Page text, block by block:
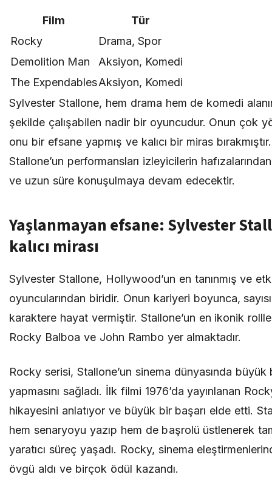
Film
Tür
Rocky
Drama, Spor
Demolition Man
Aksiyon, Komedi
The ExpendablesAksiyon, Komedi
Sylvester Stallone, hem drama hem de komedi
şekilde çalışabilen nadir bir oyuncudur. Onun çok
onu bir efsane yapmış ve kalıcı bir miras
Stallone’un performansları izleyicilerin
ve uzun süre konuşulmaya devam edecektir.
Yaşlanmayan efsane: Sylvester
kalıcı mirası
Sylvester Stallone, Hollywood’un en tanınmış ve
oyuncularından biridir. Onun kariyeri boyunca,
karaktere hayat vermiştir. Stallone’un en ikonik
Rocky Balboa ve John Rambo yer almaktadır.
Rocky serisi, Stallone’un sinema dünyasında büyük
yapmasını sağladı. İlk filmi 1976’da yayınlanan
hikayesini anlatıyor ve büyük bir başarı elde etti.
hem senaryoyu yazıp hem de başrolü üstlenerek
yaratıcı süreç yaşadı. Rocky, sinema
övgü aldı ve birçok ödül kazandı.